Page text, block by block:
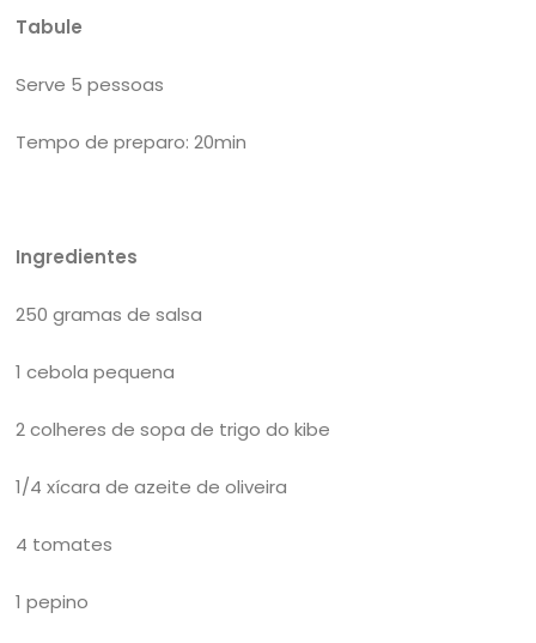
Tabule
Serve 5 pessoas
Tempo de preparo: 20min
Ingredientes
250 gramas de salsa
1 cebola pequena
2 colheres de sopa de trigo do kibe
1/4 xícara de azeite de oliveira
4 tomates
1 pepino